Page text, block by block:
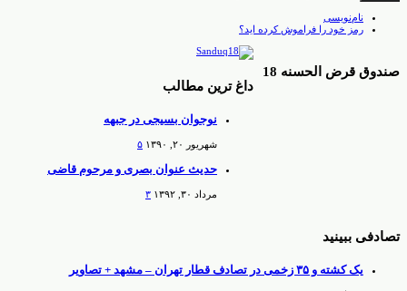
نام‌نویسی
رمز خود را فراموش کرده اید؟
صندوق قرض الحسنه 18
داغ ترین مطالب
نوجوان بسیجی در جبهه
شهریور ۲۰, ۱۳۹۰ ۵
حدیث عنوان بصری و مرحوم قاضی
مرداد ۳۰, ۱۳۹۲ ۳
تصادفی ببینید
یک کشته و ۳۵ زخمی در تصادف قطار تهران – مشهد + تصاویر